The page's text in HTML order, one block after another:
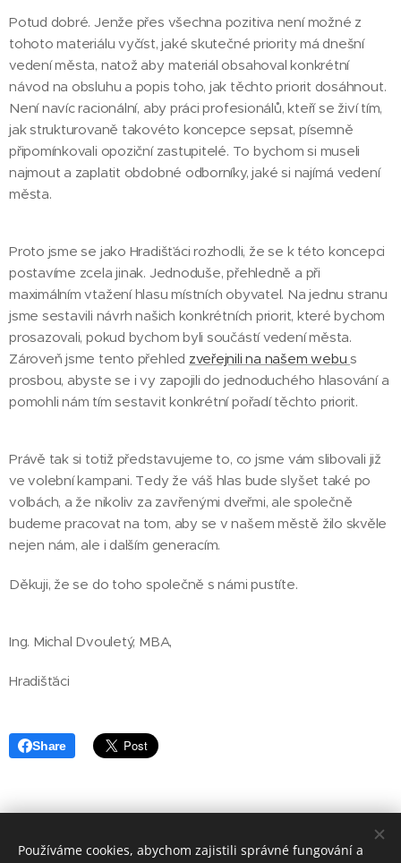
Potud dobré. Jenže přes všechna pozitiva není možné z
tohoto materiálu vyčíst, jaké skutečné priority má dnešní
vedení města, natož aby materiál obsahoval konkrétní
návod na obsluhu a popis toho, jak těchto priorit dosáhnout.
Není navíc racionální, aby práci profesionálů, kteří se živí tím,
jak strukturovaně takovéto koncepce sepsat, písemně
připomínkovali opoziční zastupitelé. To bychom si museli
najmout a zaplatit obdobné odborníky, jaké si najímá vedení
města.
Proto jsme se jako Hradišťáci rozhodli, že se k této koncepci
postavíme zcela jinak. Jednoduše, přehledně a při
maximálním vtažení hlasu místních obyvatel. Na jednu stranu
jsme sestavili návrh našich konkrétních priorit, které bychom
prosazovali, pokud bychom byli součástí vedení města.
Zároveň jsme tento přehled zveřejnili na našem webus
prosbou, abyste se i vy zapojili do jednoduchého hlasování a
pomohli nám tím sestavit konkrétní pořadí těchto priorit.
Právě tak si totiž představujeme to, co jsme vám slibovali již
ve volební kampani. Tedy že váš hlas bude slyšet také po
volbách, a že nikoliv za zavřenými dveřmi, ale společně
budeme pracovat na tom, aby se v našem městě žilo skvěle
nejen nám, ale i dalším generacím.
Děkuji, že se do toho společně s námi pustíte.
Ing. Michal Dvouletý, MBA,
Hradišťáci
Share
Používáme cookies, abychom zajistili správné fungování a